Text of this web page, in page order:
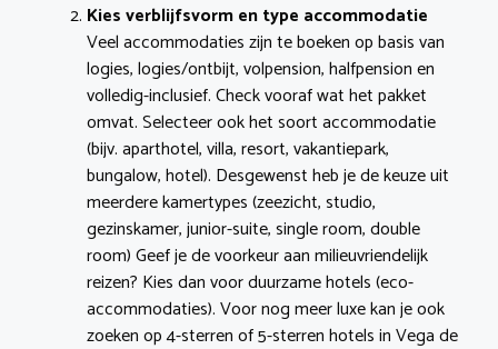
Kies verblijfsvorm en type accommodatie
Veel accommodaties zijn te boeken op basis van
logies, logies/ontbijt, volpension, halfpension en
volledig-inclusief. Check vooraf wat het pakket
omvat. Selecteer ook het soort accommodatie
(bijv. aparthotel, villa, resort, vakantiepark,
bungalow, hotel). Desgewenst heb je de keuze uit
meerdere kamertypes (zeezicht, studio,
gezinskamer, junior-suite, single room, double
room) Geef je de voorkeur aan milieuvriendelijk
reizen? Kies dan voor duurzame hotels (eco-
accommodaties). Voor nog meer luxe kan je ook
zoeken op 4-sterren of 5-sterren hotels in Vega de